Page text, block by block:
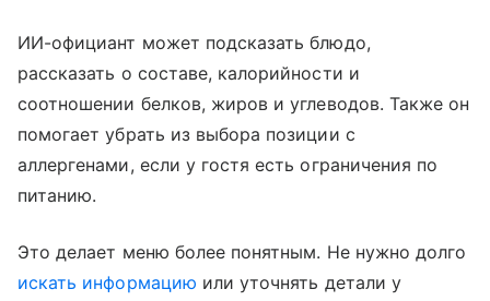
ИИ-официант может подсказать блюдо,
рассказать о составе, калорийности и
соотношении белков, жиров и углеводов. Также он
помогает убрать из выбора позиции с
аллергенами, если у гостя есть ограничения по
питанию.
Это делает меню более понятным. Не нужно долго
искать информацию или уточнять детали у